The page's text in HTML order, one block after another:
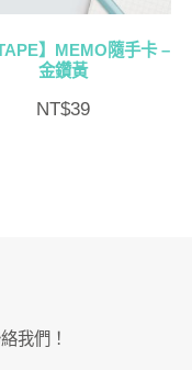
】MEMO隨手卡 –
金鑽黃
NT$39
我們！